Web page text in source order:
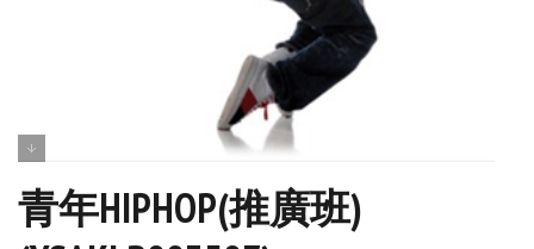
青年HIPHOP(推廣班)